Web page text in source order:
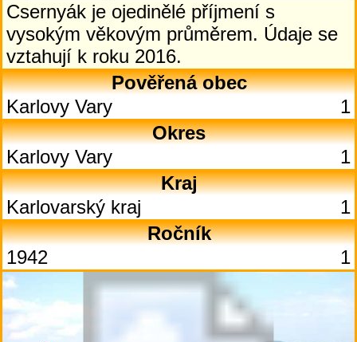
Csernyák je ojedinělé příjmení s
vysokým věkovým průměrem. Údaje se
vztahují k roku 2016.
Pověřená obec
Karlovy Vary
1
Okres
Karlovy Vary
1
Kraj
Karlovarský kraj
1
Ročník
1942
1